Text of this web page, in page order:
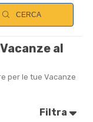
CERCA
al
per le tue Vacanze
Filtra